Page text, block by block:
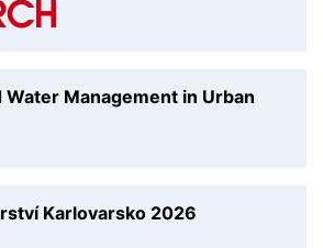
Management in Urban
Karlovarsko 2026